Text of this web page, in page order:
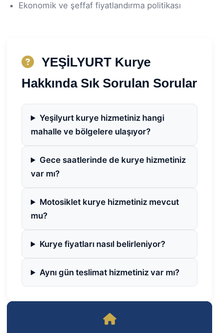
Ekonomik ve şeffaf fiyatlandırma politikası
YEŞİLYURT Kurye
Hakkında Sık Sorulan Sorular
Yeşilyurt kurye hizmetiniz hangi
mahalle ve bölgelere ulaşıyor?
Gece saatlerinde de kurye hizmetiniz
var mı?
Motosiklet kurye hizmetiniz mevcut
mu?
Kurye fiyatları nasıl belirleniyor?
Aynı gün teslimat hizmetiniz var mı?